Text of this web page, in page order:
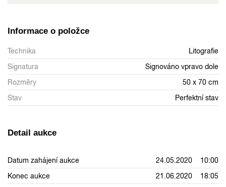
Informace o položce
Technika
Litografie
Signatura
Signováno vpravo dole
Rozměry
50 x 70 cm
Stav
Perfektní stav
Detail aukce
Datum zahájení aukce
24.05.2020 10:00
Konec aukce
21.06.2020 18:05